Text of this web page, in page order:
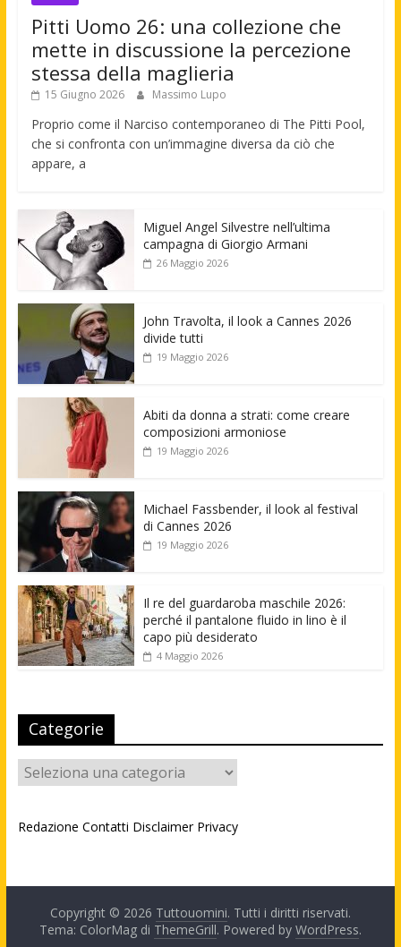
Pitti Uomo 26: una collezione che
mette in discussione la percezione
stessa della maglieria
15 Giugno 2026 Massimo Lupo
Proprio come il Narciso contemporaneo di The Pitti Pool,
che si confronta con un’immagine diversa da ciò che
appare, a
Miguel Angel Silvestre nell’ultima
campagna di Giorgio Armani
26 Maggio 2026
John Travolta, il look a Cannes 2026
divide tutti
19 Maggio 2026
Abiti da donna a strati: come creare
composizioni armoniose
19 Maggio 2026
Michael Fassbender, il look al festival
di Cannes 2026
19 Maggio 2026
Il re del guardaroba maschile 2026:
perché il pantalone fluido in lino è il
capo più desiderato
4 Maggio 2026
Categorie
Categorie
Redazione Contatti Disclaimer Privacy
Copyright © 2026 Tuttouomini. Tutti i diritti riservati.
Tema: ColorMag di ThemeGrill. Powered by WordPress.